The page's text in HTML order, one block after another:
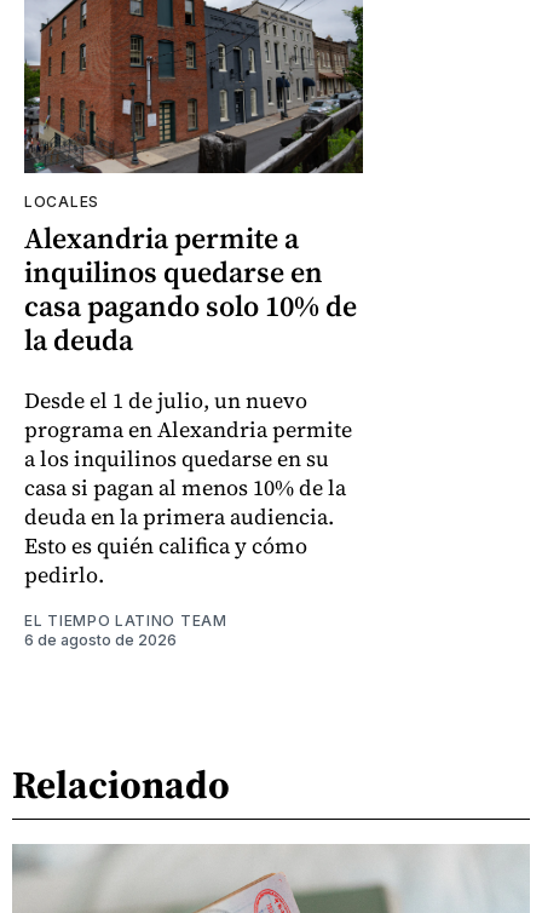
LOCALES
Alexandria permite a
inquilinos quedarse en
casa pagando solo 10% de
la deuda
Desde el 1 de julio, un nuevo
programa en Alexandria permite
a los inquilinos quedarse en su
casa si pagan al menos 10% de la
deuda en la primera audiencia.
Esto es quién califica y cómo
pedirlo.
EL TIEMPO LATINO TEAM
6 de agosto de 2026
Relacionado